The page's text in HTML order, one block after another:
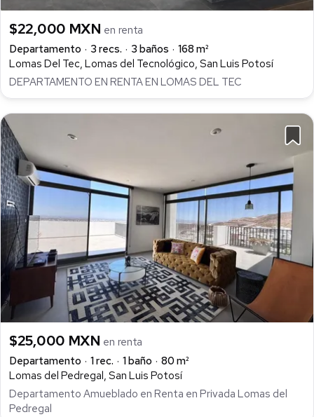
$22,000 MXN en renta
Departamento
3 recs. 3 baños
168 m²
Lomas Del Tec, Lomas del Tecnológico, San Luis Potosí
DEPARTAMENTO EN RENTA EN LOMAS DEL TEC
$25,000 MXN en renta
Departamento
1 rec. 1 baño
80 m²
Lomas del Pedregal, San Luis Potosí
Departamento Amueblado en Renta en Privada Lomas del
Pedregal